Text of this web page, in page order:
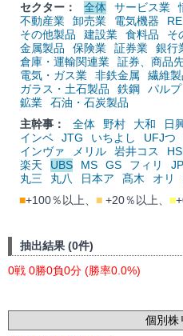
セクター：
全体 サービス業
不動産業
卸売業 電気機器
その他製品
建設業 食料品 そ
金属製品
保険業 証券業 銀行
倉庫・運輸関連業
証券、商品
電気・ガス業
非鉄金属 繊維製
ガラス・土石製品
鉄鋼 パル
鉱業
石油・石炭製品
主幹事：
全体 野村 大和 日
インベ
JTG いちよし UFJつ
インヴァ
メリル 岩井コス
楽天
UBS MS GS フィリ
丸三
丸八 日本ア 髙木 オリ
■+100％以上、 ■ +20％以上、 ■
抽出結果 (0件)
0戦 0勝0負0分 (勝率0.0%)
個別株